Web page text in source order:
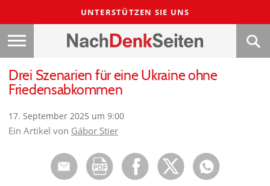
UNTERSTÜTZEN SIE UNS
Drei Szenarien für eine Ukraine ohne
Friedensabkommen
17. September 2025 um 9:00
Ein Artikel von Gábor Stier